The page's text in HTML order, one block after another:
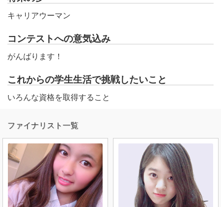
キャリアウーマン
コンテストへの意気込み
がんばります！
これからの学生生活で挑戦したいこと
いろんな資格を取得すること
ファイナリスト一覧